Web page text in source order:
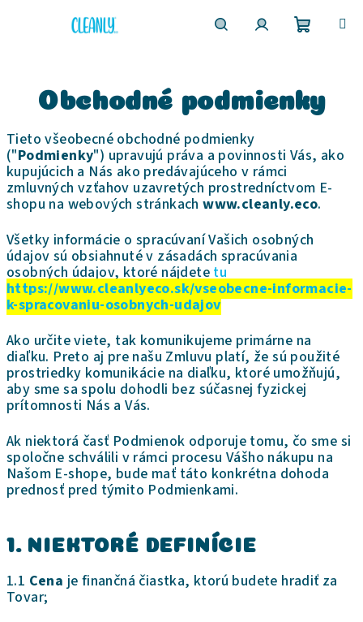
košík
Obchodné podmienky
Tieto všeobecné obchodné podmienky
("Podmienky") upravujú práva a povinnosti Vás, ako
kupujúcich a Nás ako predávajúceho v rámci
zmluvných vzťahov uzavretých prostredníctvom E-
shopu na webových stránkachwww.cleanly.eco.
Všetky informácie o spracúvaní Vašich osobných
údajov sú obsiahnuté v zásadách spracúvania
osobných údajov, ktoré nájdete tu
https://www.cleanlyeco.sk/vseobecne-informacie-
k-spracovaniu-osobnych-udajov
Ako určite viete, tak komunikujeme primárne na
diaľku. Preto aj pre našu Zmluvu platí, že sú použité
prostriedky komunikácie na diaľku, ktoré umožňujú,
aby sme sa spolu dohodli bez súčasnej fyzickej
prítomnosti Nás a Vás.
Ak niektorá časť Podmienok odporuje tomu, čo sme si
spoločne schválili v rámci procesu Vášho nákupu na
Našom E-shope, bude mať táto konkrétna dohoda
prednosť pred týmito Podmienkami.
1. NIEKTORÉ DEFINÍCIE
1.1 Cena je finančná čiastka, ktorú budete hradiť za
Tovar;